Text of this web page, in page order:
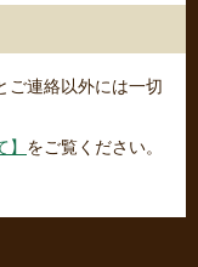
ご連絡以外には一切
をご覧ください。